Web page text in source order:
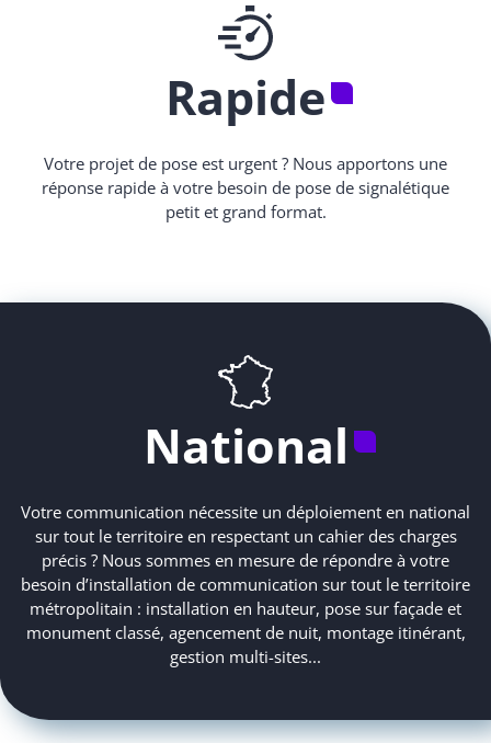
Rapide
Votre projet de pose est urgent ? Nous apportons une
réponse rapide à votre besoin de pose de signalétique
petit et grand format.
National
Votre communication nécessite un déploiement en national
sur tout le territoire en respectant un cahier des charges
précis ? Nous sommes en mesure de répondre à votre
besoin d’installation de communication sur tout le territoire
métropolitain : installation en hauteur, pose sur façade et
monument classé, agencement de nuit, montage itinérant,
gestion multi-sites...